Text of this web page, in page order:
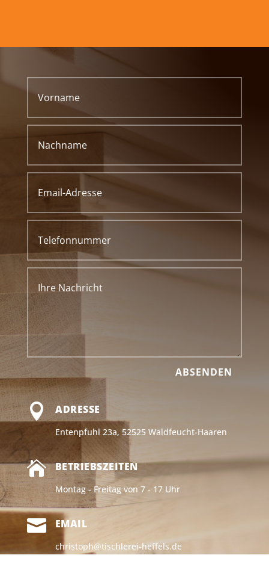
ABSENDEN
 ADRESSE
Entenpfuhl 23a, 52525 Waldfeucht-Haaren
 BETRIEBSZEITEN
Montag - Freitag von 7 - 17 Uhr
 EMAIL
christoph@tischlerei-heffels.de